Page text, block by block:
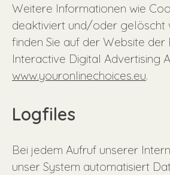
Weitere Informationen wie
deaktiviert und/oder gelöscht
finden Sie auf der Website der
Interactive Digital Advertising
www.youronlinechoices.eu.
Logfiles
Bei jedem Aufruf unserer
unser System automatisiert